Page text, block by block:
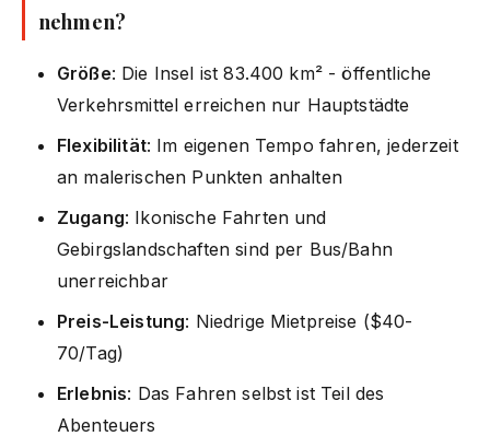
nehmen?
Größe: Die Insel ist 83.400 km² - öffentliche
Verkehrsmittel erreichen nur Hauptstädte
Flexibilität: Im eigenen Tempo fahren, jederzeit
an malerischen Punkten anhalten
Zugang: Ikonische Fahrten und
Gebirgslandschaften sind per Bus/Bahn
unerreichbar
Preis-Leistung: Niedrige Mietpreise ($40-
70/Tag)
Erlebnis: Das Fahren selbst ist Teil des
Abenteuers